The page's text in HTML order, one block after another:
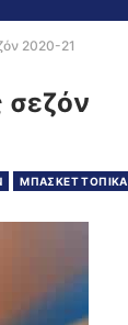
2020-21
ΜΠΑΣΚΕΤ ΤΟΠΙΚΑ